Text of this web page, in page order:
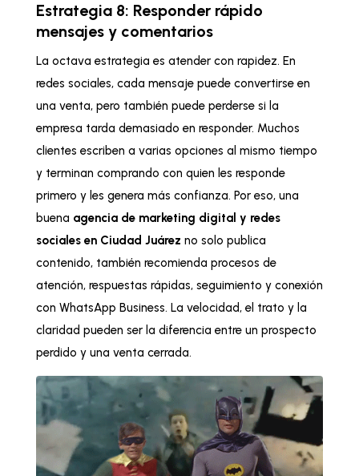
Estrategia 8: Responder rápido
mensajes y comentarios
La octava estrategia es atender con rapidez. En
redes sociales, cada mensaje puede convertirse en
una venta, pero también puede perderse si la
empresa tarda demasiado en responder. Muchos
clientes escriben a varias opciones al mismo tiempo
y terminan comprando con quien les responde
primero y les genera más confianza. Por eso, una
buena agencia de marketing digital y redes
sociales en Ciudad Juárez no solo publica
contenido, también recomienda procesos de
atención, respuestas rápidas, seguimiento y conexión
con WhatsApp Business. La velocidad, el trato y la
claridad pueden ser la diferencia entre un prospecto
perdido y una venta cerrada.